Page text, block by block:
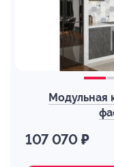
Модульная
107 070 ₽